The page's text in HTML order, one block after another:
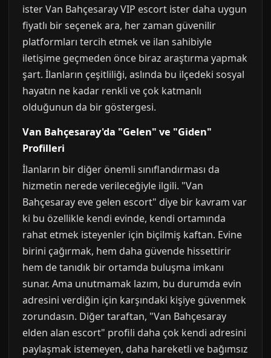
ister Van Bahçesaray VIP escort ister daha uygun
fiyatlı bir seçenek ara, her zaman güvenilir
platformları tercih etmek ve ilan sahibiyle
iletişime geçmeden önce biraz araştırma yapmak
şart. İlanların çeşitliliği, aslında bu ilçedeki sosyal
hayatın ne kadar renkli ve çok katmanlı
olduğunun da bir göstergesi.
Van Bahçesaray'da "Gelen" ve "Giden"
Profilleri
İlanların bir diğer önemli sınıflandırması da
hizmetin nerede verileceğiyle ilgili. "Van
Bahçesaray eve gelen escort" diye bir kavram var
ki bu özellikle kendi evinde, kendi ortamında
rahat etmek isteyenler için biçilmiş kaftan. Evine
birini çağırmak, hem daha güvende hissettirir
hem de tanıdık bir ortamda buluşma imkanı
sunar. Ama unutmamak lazım, bu durumda evin
adresini verdiğin için karşındaki kişiye güvenmek
zorundasın. Diğer taraftan, "Van Bahçesaray
elden alan escort" profili daha çok kendi adresini
paylaşmak istemeyen, daha hareketli ve bağımsız